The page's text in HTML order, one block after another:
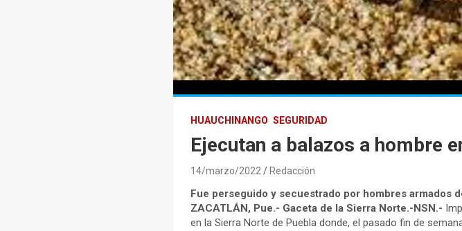
HUAUCHINANGO SEGURIDAD
Ejecutan a balazos a hombre
14/marzo/2022 Redacción
Fue perseguido y secuestrado por hombres armados
ZACATLÁN, Pue.- Gaceta de la Sierra Norte.-NSN.-
en la Sierra Norte de Puebla donde, el pasado fin de